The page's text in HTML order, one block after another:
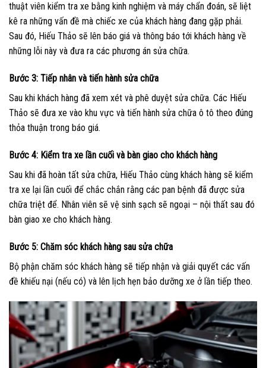
thuật viên kiểm tra xe bằng kinh nghiệm và máy chẩn đoán, sẽ liệt
kê ra những vấn đề mà chiếc xe của khách hàng đang gặp phải.
Sau đó, Hiếu Thảo sẽ lên báo giá và thông báo tới khách hàng về
những lỗi này và đưa ra các phương án sửa chữa.
Bước 3: Tiếp nhân và tiến hành sửa chữa
Sau khi khách hàng đã xem xét và phê duyệt sửa chữa. Các Hiếu
Thảo sẽ đưa xe vào khu vực và tiến hành sửa chữa ô tô theo đúng
thỏa thuận trong báo giá.
Bước 4: Kiểm tra xe lần cuối và bàn giao cho khách hàng
Sau khi đã hoàn tất sửa chữa, Hiếu Thảo cùng khách hàng sẽ kiểm
tra xe lại lần cuối để chắc chắn rằng các pan bệnh đã được sửa
chữa triệt để. Nhân viên sẽ vệ sinh sạch sẽ ngoại – nội thất sau đó
bàn giao xe cho khách hàng.
Bước 5: Chăm sóc khách hàng sau sửa chữa
Bộ phận chăm sóc khách hàng sẽ tiếp nhận và giải quyết các vấn
đề khiếu nại (nếu có) và lên lịch hẹn bảo dưỡng xe ở lần tiếp theo.